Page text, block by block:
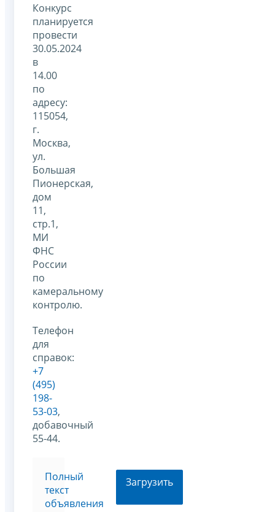
Конкурс
планируется
провести
30.05.2024
в
14.00
по
адресу:
115054,
г.
Москва,
ул.
Большая
Пионерская,
дом
11,
стр.1,
МИ
ФНС
России
по
камеральному
контролю.
Телефон
для
справок:
+7
(495)
198-
53-03,
добавочный
55-44.
Полный
текст
объявления
Загрузить